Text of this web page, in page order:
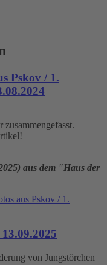
Pskov / 1.
aus dem "Haus der
aus Pskov / 1.
von Jungstörchen